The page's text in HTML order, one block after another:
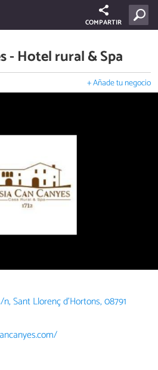
COMPARTIR
- Hotel rural & Spa
+ Añade tu negocio
Sant Llorenç d'Hortons, 08791